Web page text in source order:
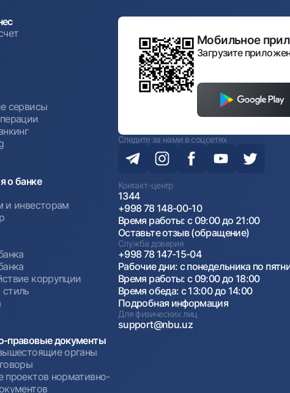
сервисы
о банке
и инвесторам
коррупции
правовые документы
органы
проектов нормативно-
Мобильное
Загрузите
Следите за нами в соцсетях
Контакт-центр
1344
+998 78 148-00-10
Время работы: с 09:00 до 21:00
Оставьте отзыв (обращение)
Служба доверия
+998 78 147-15-04
Рабочие дни: с понедельника по
Время работы: с 09:00 до 18:00
Время обеда: с 13:00 до 14:00
Подробная информация
Для физических лиц
support@nbu.uz